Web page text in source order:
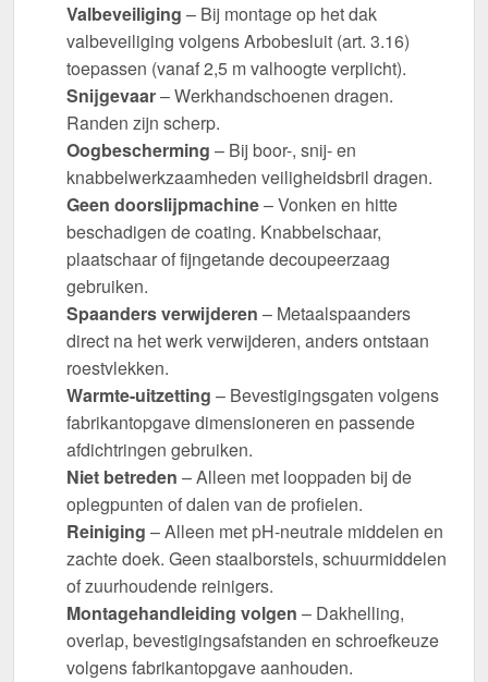
Valbeveiliging – Bij montage op het dak
valbeveiliging volgens Arbobesluit (art. 3.16)
toepassen (vanaf 2,5 m valhoogte verplicht).
Snijgevaar– Werkhandschoenen dragen.
Randen zijn scherp.
Oogbescherming – Bij boor-, snij- en
knabbelwerkzaamheden veiligheidsbril dragen.
Geen doorslijpmachine– Vonken en hitte
beschadigen de coating. Knabbelschaar,
plaatschaar of fijngetande decoupeerzaag
gebruiken.
Spaanders verwijderen – Metaalspaanders
direct na het werk verwijderen, anders ontstaan
roestvlekken.
Warmte-uitzetting – Bevestigingsgaten volgens
fabrikantopgave dimensioneren en passende
afdichtringen gebruiken.
Niet betreden – Alleen met looppaden bij de
oplegpunten of dalen van de profielen.
Reiniging – Alleen met pH-neutrale middelen en
zachte doek. Geen staalborstels, schuurmiddelen
of zuurhoudende reinigers.
Montagehandleiding volgen – Dakhelling,
overlap, bevestigingsafstanden en schroefkeuze
volgens fabrikantopgave aanhouden.